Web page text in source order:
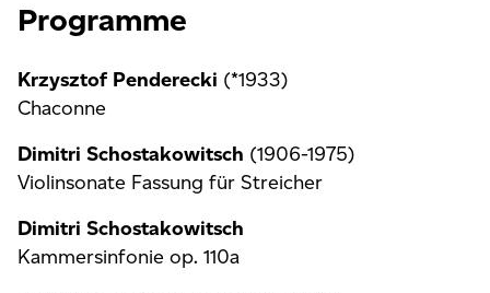
Programme
Krzysztof Penderecki (*1933)
Chaconne
Dimitri Schostakowitsch (1906-1975)
Violinsonate Fassung für Streicher
Dimitri Schostakowitsch
Kammersinfonie op. 110a